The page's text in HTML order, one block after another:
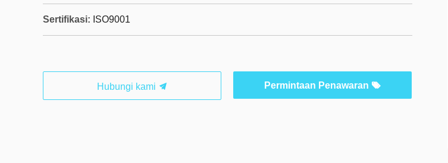
Sertifikasi: ISO9001
Hubungi kami Permintaan Penawaran